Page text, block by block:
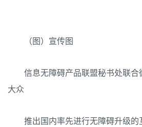
（图）宣传图
信息无障碍产品联盟秘书处联
大众
推出国内率先进行无障碍升级